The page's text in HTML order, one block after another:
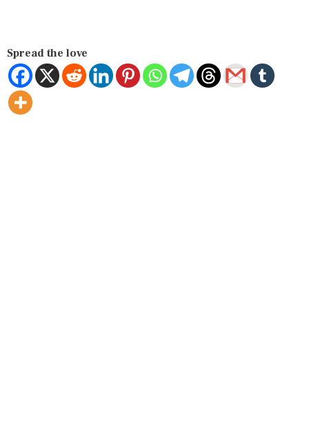
Spread the love